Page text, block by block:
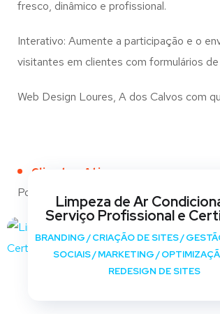
fresco, dinâmico e profissional.
Interativo: Aumente a participação e o
visitantes em clientes com formulários
Web Design Loures, A dos Calvos com
Clientes Ativos
Portfólio
Limpeza de Ar
Serviço Profissional e
BRANDING/CRIAÇÃO DE SITES/
SOCIAIS/MARKETING/
REDESIGN DE SITES